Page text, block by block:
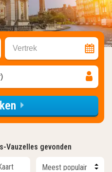
Vertrek
Vauzelles gevonden